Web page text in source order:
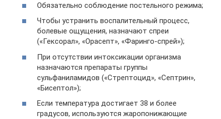
Обязательно соблюдение постельного режима;
Чтобы устранить воспалительный процесс,
болевые ощущения, назначают спреи
(«Гексорал», «Орасепт», «Фаринго-спрей»);
При отсутствии интоксикации организма
назначаются препараты группы
сульфаниламидов («Стрептоцид», «Септрин»,
«Бисептол»);
Если температура достигает 38 и более
градусов, используются жаропонижающие